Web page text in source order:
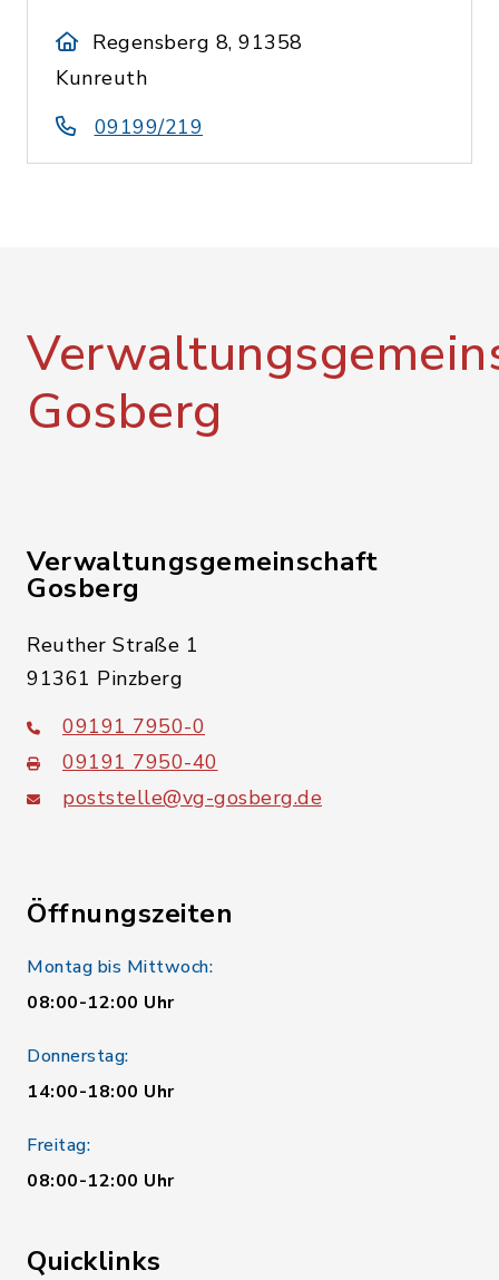
Regensberg 8, 91358
Kunreuth
09199/219
Gosberg
Verwaltungsgemeinschaft
Gosberg
Reuther Straße 1
91361 Pinzberg
09191 7950-0
09191 7950-40
poststelle@vg-gosberg.de
Öffnungszeiten
Montag bis Mittwoch:
08:00-12:00 Uhr
Donnerstag:
14:00-18:00 Uhr
Freitag:
08:00-12:00 Uhr
Quicklinks